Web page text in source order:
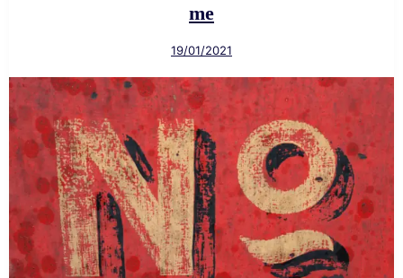
me
19/01/2021